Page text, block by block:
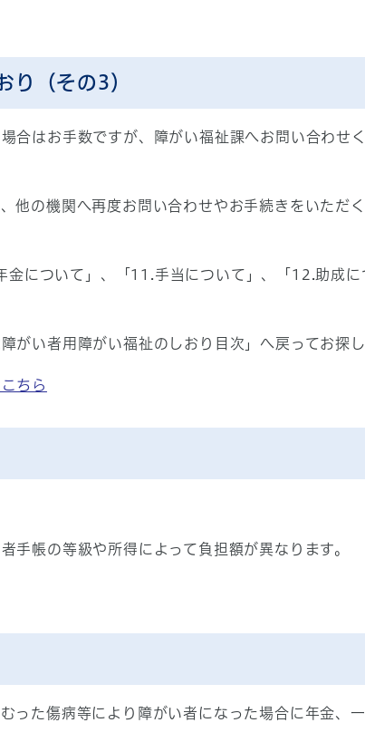
り（その3）
合はお手数ですが、障がい福祉課へお問い合わ
他の機関へ再度お問い合わせやお手続きをいただ
について」、「11.手当について」、「12.助成
がい者用障がい福祉のしおり目次」へ戻ってお探
ちら
手帳の等級や所得によって負担額が異なります。
った傷病等により障がい者になった場合に年金、